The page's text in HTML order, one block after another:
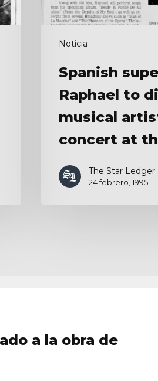
Noticia
concert
Spanish
Raphael to
musical
concert at
The Star Ledger
24 febrero, 1995
a la obra de